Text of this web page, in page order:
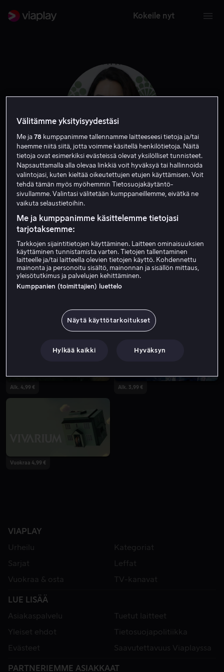
Kokeile nyt
Danielle Ryan
Näyttelijä
Alk. 4,99 € Alk. 3,99 €
Vuokraa 4,99 €
VIAPLAY
Urheilu
Kategoriat
Sarjat
Leffat
Vuokraa & osta
TV-kanavat
LUE LISÄÄ
Asiakaspalvelu
Tuetut laitteet
Yleiset ehdot
Tietosuojapolitiikka
Evästeet
Saavutettavuus Viaplayssa
PARTNERIEMME ASIAKKAAT
Välitämme yksityisyydestäsi
Me ja78 kumppanimme tallennamme laitteeseesi tietoja ja/tai
haemme niitä siitä, jotta voimme käsitellä henkilötietoja. Näitä
tietoja ovat esimerkiksi evästeissä olevat yksilölliset tunnisteet.
Napsauttamalla alla olevaa linkkiä voit hyväksyä tai hallinnoida
valintojasi, kuten kieltää oikeutettujen etujen käyttämisen. Voit
tehdä tämän myös myöhemmin Tietosuojakäytäntö-
sivullamme. Valintasi välitetään kumppaneillemme, eivätkä ne
vaikuta selaustietoihin.
Me ja kumppanimme käsittelemme tietojasi
tarjotaksemme:
Tarkkojen sijaintitietojen käyttäminen. Laitteen ominaisuuksien
käyttäminen tunnistamista varten. Tietojen tallentaminen
laitteelle ja/tai laitteella olevien tietojen käyttö. Kohdennettu
mainonta ja personoitu sisältö, mainonnan ja sisällön mittaus,
yleisötutkimus ja palvelujen kehittäminen.
Kumppanien (toimittajien) luettelo
Näytä käyttötarkoitukset
Hylkää kaikki Hyväksyn